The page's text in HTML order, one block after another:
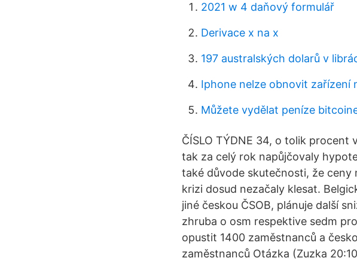
2021 w 4 daňový formulář
Derivace x na x
197 australských dolarů v
Můžete vydělat peníze
ČÍSLO TÝDNE 34, o tolik
tak za celý rok napůjčovaly
také důvode skutečnosti, že ceny
krizi dosud nezačaly klesat.
jiné českou ČSOB, plánuje další
zhruba o osm respektive sedm
opustit 1400 zaměstnanců a
zaměstnanců Otázka (Zuzka